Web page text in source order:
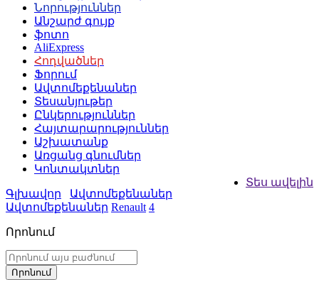
Նորություններ
Անշարժ գույք
ֆոտո
AliExpress
Հոդվածներ
Ֆորում
Ավտոմեքենաներ
Տեսանյութեր
Ընկերություններ
Հայտարարություններ
Աշխատանք
Առցանց գնումներ
Կոնտակտներ
Տես ավելին
Գլխավոր
Ավտոմեքենաներ
Ավտոմեքենաներ Renault 4
Որոնում